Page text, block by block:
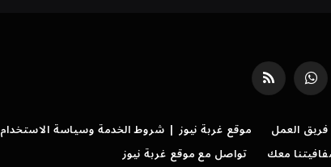
واتساب RSS
فريق العمل
موقع غربة نيوز | شروط الخدمة وسياسة الاستخدام
معك
تواصل مع موقع غربة نيوز